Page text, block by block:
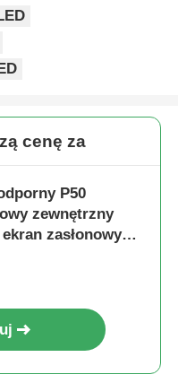
cenę za
P50
zewnętrzny
zasłonowy